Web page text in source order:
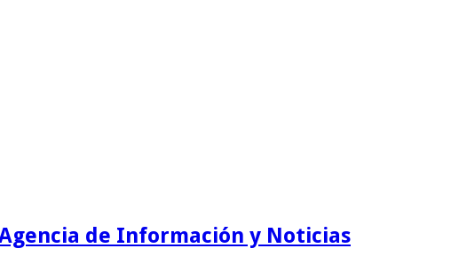
de Información y Noticias